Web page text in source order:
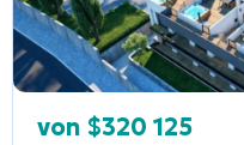
von $320 125